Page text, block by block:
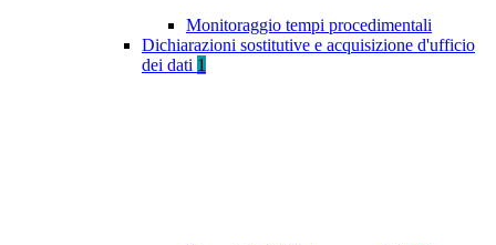
Monitoraggio tempi procedimentali
Dichiarazioni sostitutive e acquisizione d'ufficio
dei dati 1